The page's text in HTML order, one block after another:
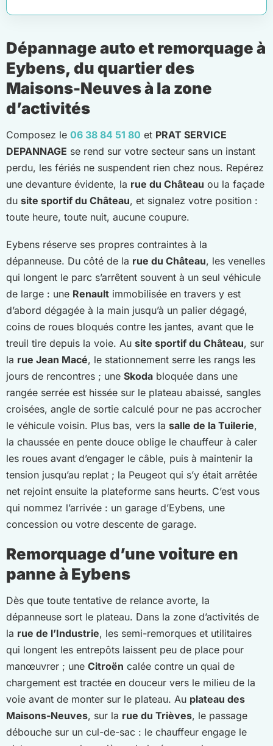
Dépannage auto et remorquage à
Eybens, du quartier des
Maisons-Neuves à la zone
d’activités
Composez le 06 38 84 51 80 et PRAT SERVICE
DEPANNAGE se rend sur votre secteur sans un instant
perdu, les fériés ne suspendent rien chez nous. Repérez
une devanture évidente, la rue du Château ou la façade
du site sportif du Château, et signalez votre position :
toute heure, toute nuit, aucune coupure.
Eybens réserve ses propres contraintes à la
dépanneuse. Du côté de la rue du Château, les venelles
qui longent le parc s’arrêtent souvent à un seul véhicule
de large : une Renault immobilisée en travers y est
d’abord dégagée à la main jusqu’à un palier dégagé,
coins de roues bloqués contre les jantes, avant que le
treuil tire depuis la voie. Au site sportif du Château, sur
la rue Jean Macé, le stationnement serre les rangs les
jours de rencontres ; une Skoda bloquée dans une
rangée serrée est hissée sur le plateau abaissé, sangles
croisées, angle de sortie calculé pour ne pas accrocher
le véhicule voisin. Plus bas, vers la salle de la Tuilerie,
la chaussée en pente douce oblige le chauffeur à caler
les roues avant d’engager le câble, puis à maintenir la
tension jusqu’au replat ; la Peugeot qui s’y était arrêtée
net rejoint ensuite la plateforme sans heurts. C’est vous
qui nommez l’arrivée : un garage d’Eybens, une
concession ou votre descente de garage.
Remorquage d’une voiture en
panne à Eybens
Dès que toute tentative de relance avorte, la
dépanneuse sort le plateau. Dans la zone d’activités de
la rue de l’Industrie, les semi-remorques et utilitaires
qui longent les entrepôts laissent peu de place pour
manœuvrer ; une Citroën calée contre un quai de
chargement est tractée en douceur vers le milieu de la
voie avant de monter sur le plateau. Au plateau des
Maisons-Neuves, sur la rue du Trièves, le passage
débouche sur un cul-de-sac : le chauffeur engage le